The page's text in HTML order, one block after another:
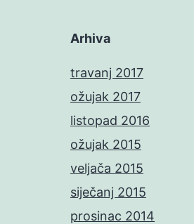
Arhiva
travanj 2017
ožujak 2017
listopad 2016
ožujak 2015
veljača 2015
siječanj 2015
prosinac 2014